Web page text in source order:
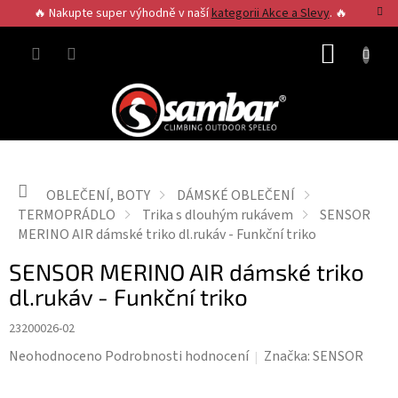
na
obsah
🔥 Nakupte super výhodně v našíkategorii Akce a Slevy. 🔥
Domů
OBLEČENÍ, BOTY
DÁMSKÉ OBLEČENÍ
TERMOPRÁDLO
Trika s dlouhým rukávem
SENSOR
MERINO AIR dámské triko dl.rukáv - Funkční triko
SENSOR MERINO AIR dámské triko
dl.rukáv - Funkční triko
23200026-02
Průměrné
Neohodnoceno Podrobnosti hodnocení Značka:SENSOR